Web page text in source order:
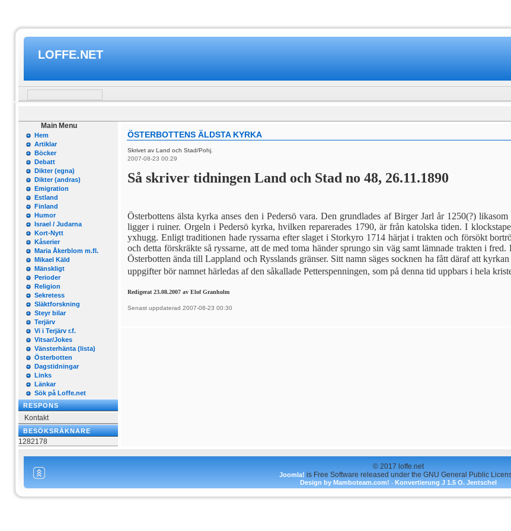
LOFFE.NET
Main Menu
Hem
Artiklar
Böcker
Debatt
Dikter (egna)
Dikter (andras)
Emigration
Estland
Finland
Humor
Israel / Judarna
Kort-Nytt
Kåserier
Maria Åkerblom m.fl.
Mikael Käld
Mänskligt
Perioder
Religion
Sekretess
Släktforskning
Steyr bilar
Terjärv
Vi i Terjärv r.f.
Vitsar/Jokes
Vänsterhänta (lista)
Österbotten
Dagstidningar
Links
Länkar
Sök på Loffe.net
RESPONS
Kontakt
BESÖKSRÄKNARE
1282178
ÖSTERBOTTENS ÄLDSTA KYRKA
Skrivet av Land och Stad/Pohj.
2007-08-23 00:29
Så skriver tidningen Land och Stad no 48, 26.11.1890
Österbottens älsta kyrka anses den i Pedersö vara. Den grundlades af Birger Jarl år 1250(?)
ligger i ruiner. Orgeln i Pedersö kyrka, hvilken reparerades 1790, är från katolska tiden. I
yxhugg. Enligt traditio­nen hade ryssarna efter slaget i Storkyro 1714 här­jat i trakten och försökt
och detta förskräkte så ryssarne, att de med toma hän­der sprungo sin väg samt lämnade trakten i
Österbotten ända till Lappland och Rysslands gränser. Sitt namn säges socknen ha fått däraf att
uppgifter bör namnet härledas af den såkallade Petterspenningen, som på denna tid uppbars i hela
Redigerat 23.08.2007 av Elof Granholm
Senast uppdaterad 2007-08-23 00:30
© 2017 loffe.net
Joomla! is Free Software released under the GNU General Public
Design by Mamboteam.com! - Konvertierung J 1.5 O. Jentschel